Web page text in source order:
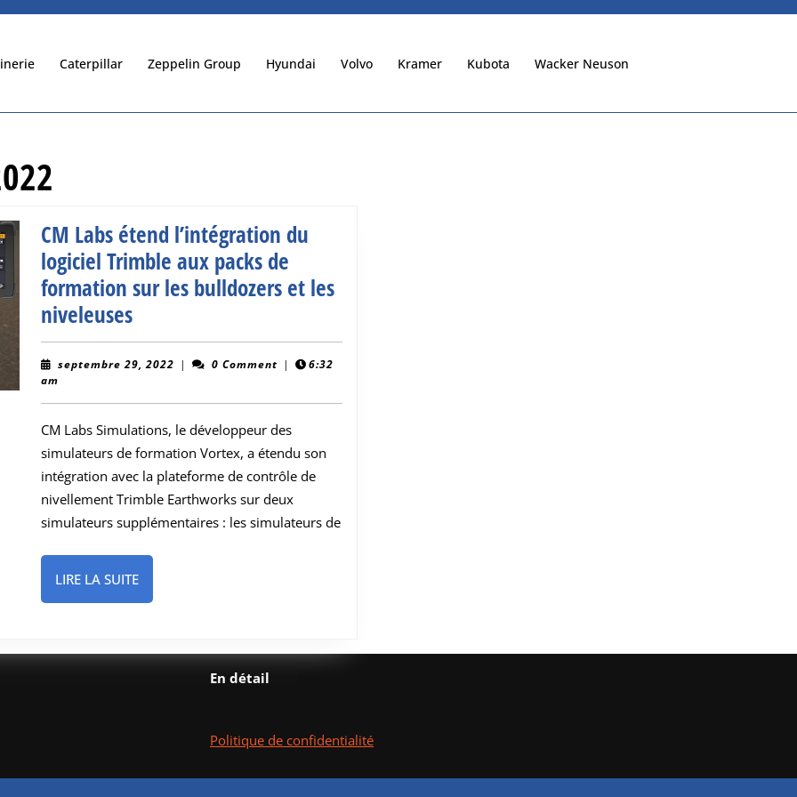
Caterpillar Zeppelin Group Hyundai Volvo Kramer Kubota Wacker Neuson
CM Labs étend l’intégration du
logiciel Trimble aux packs de
formation sur les bulldozers et les
niveleusesCM
Labs
étend
du
logiciel
Trimble
aux
packs
de
formation
sur
bulldozers
niveleuses
septembre 29, 2022 septembre
| 0 Comment |
6:32
am
CM Labs Simulations, le développeur des
simulateurs de formation Vortex, a étendu son
intégration avec la plateforme de contrôle de
nivellement Trimble Earthworks sur deux
simulateurs supplémentaires : les simulateurs de
LIRE LA SUITELIRE
LA
En détail
Politique de confidentialité